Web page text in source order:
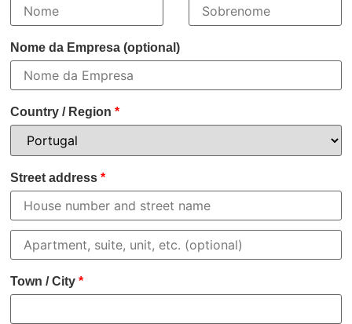
Nome da Empresa (optional)
Country / Region *
Street address *
Town / City *